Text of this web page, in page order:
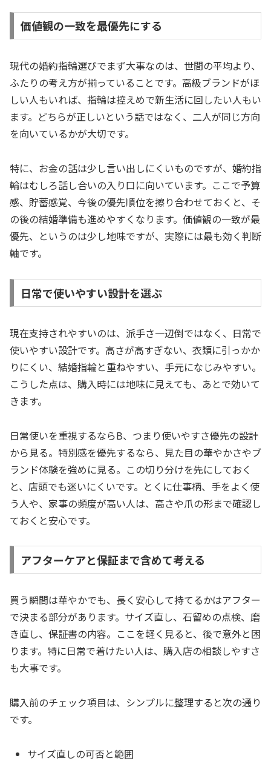
価値観の一致を最優先にする
現代の婚約指輪選びでまず大事なのは、世間の平均より、
ふたりの考え方が揃っていることです。高級ブランドがほ
しい人もいれば、指輪は控えめで新生活に回したい人もい
ます。どちらが正しいという話ではなく、二人が同じ方向
を向いているかが大切です。
特に、お金の話は少し言い出しにくいものですが、婚約指
輪はむしろ話し合いの入り口に向いています。ここで予算
感、貯蓄感覚、今後の優先順位を擦り合わせておくと、そ
の後の結婚準備も進めやすくなります。価値観の一致が最
優先、というのは少し地味ですが、実際には最も効く判断
軸です。
日常で使いやすい設計を選ぶ
現在支持されやすいのは、派手さ一辺倒ではなく、日常で
使いやすい設計です。高さが高すぎない、衣類に引っかか
りにくい、結婚指輪と重ねやすい、手元になじみやすい。
こうした点は、購入時には地味に見えても、あとで効いて
きます。
日常使いを重視するならB、つまり使いやすさ優先の設計
から見る。特別感を優先するなら、見た目の華やかさやブ
ランド体験を強めに見る。この切り分けを先にしておく
と、店頭でも迷いにくいです。とくに仕事柄、手をよく使
う人や、家事の頻度が高い人は、高さや爪の形まで確認し
ておくと安心です。
アフターケアと保証まで含めて考える
買う瞬間は華やかでも、長く安心して持てるかはアフター
で決まる部分があります。サイズ直し、石留めの点検、磨
き直し、保証書の内容。ここを軽く見ると、後で意外と困
ります。特に日常で着けたい人は、購入店の相談しやすさ
も大事です。
購入前のチェック項目は、シンプルに整理すると次の通り
です。
サイズ直しの可否と範囲